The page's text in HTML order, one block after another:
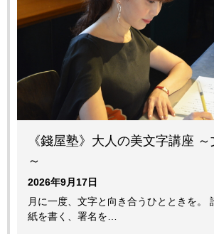
《錢屋塾》大人の美文字講座
～
2026年9月17日
月に一度、文字と向き合うひとときを。
紙を書く、署名を…